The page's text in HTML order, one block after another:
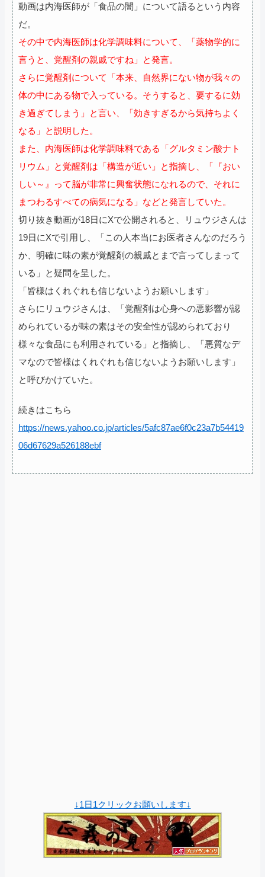
動画は内海医師が「食品の闇」について語るという内容
だ。
その中で内海医師は化学調味料について、「薬物学的に
言うと、覚醒剤の親戚ですね」と発言。
さらに覚醒剤について「本来、自然界にない物が我々の
体の中にある物で入っている。そうすると、要するに効
き過ぎてしまう」と言い、「効きすぎるから気持ちよく
なる」と説明した。
また、内海医師は化学調味料である「グルタミン酸ナト
リウム」と覚醒剤は「構造が近い」と指摘し、「『おい
しい～』って脳が非常に興奮状態になれるので、それに
まつわるすべての病気になる」などと発言していた。
切り抜き動画が18日にXで公開されると、リュウジさんは
19日にXで引用し、「この人本当にお医者さんなのだろう
か、明確に味の素が覚醒剤の親戚とまで言ってしまって
いる」と疑問を呈した。
「皆様はくれぐれも信じないようお願いします」
さらにリュウジさんは、「覚醒剤は心身への悪影響が認
められているが味の素はその安全性が認められており
様々な食品にも利用されている」と指摘し、「悪質なデ
マなので皆様はくれぐれも信じないようお願いします」
と呼びかけていた。
続きはこちら
https://news.yahoo.co.jp/articles/5afc87ae6f0c23a7b54419
06d67629a526188ebf
↓1日1クリックお願いします↓